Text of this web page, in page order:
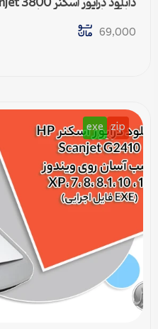
سازگار با تمام ویندوزها
69,000
zip
exe